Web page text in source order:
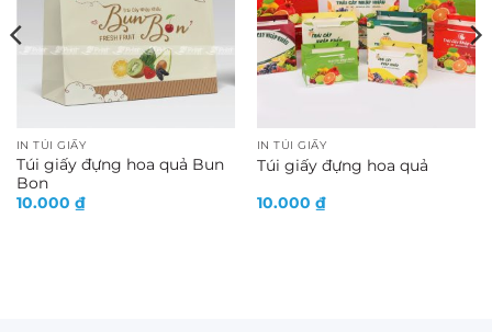
IN TÚI GIẤY
Túi giấy đựng hoa quả Bun
Bon
10.000 ₫
IN TÚI GIẤY
Túi giấy đựng hoa quả
10.000 ₫